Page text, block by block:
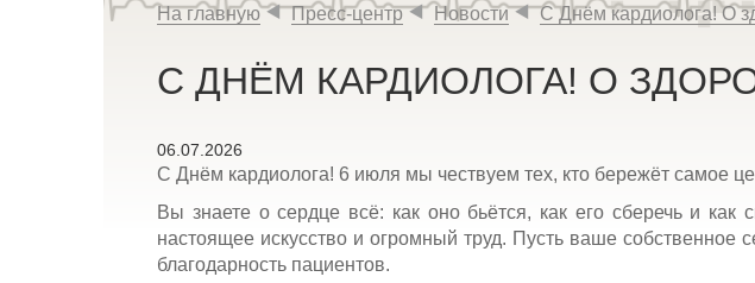
На главную Пресс-центр Новости С Днём кардиолога! О
С ДНЁМ КАРДИОЛОГА! О
06.07.2026
С Днём кардиолога! 6 июля мы чествуем тех, кто бережёт самое
Вы знаете о сердце всё: как оно бьётся, как его сберечь и
настоящее искусство и огромный труд. Пусть ваше собственное
благодарность пациентов.